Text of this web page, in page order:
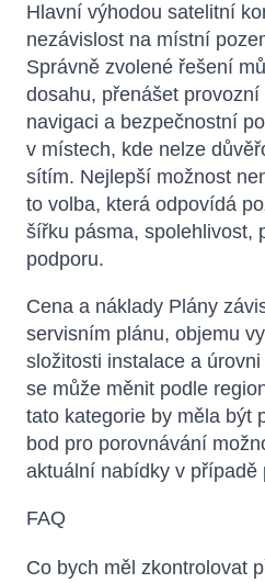
Hlavní výhodou satelitní
nezávislost na místní
Správně zvolené řešení
dosahu, přenášet
navigaci a bezpečnostní
v místech, kde nelze
sítím. Nejlepší možnost
to volba, která odpovídá
šířku pásma, spolehlivost,
podporu.
Cena a náklady Plány
servisním plánu, objemu
složitosti instalace a
se může měnit podle
tato kategorie by měla být
bod pro porovnávání
aktuální nabídky v případě
FAQ
Co bych měl zkontrolovat